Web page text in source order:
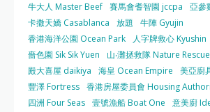
牛大人 Master Beef 賽馬會耆智園 jccpa
亞參
卡撒天嬌 Casablanca
放題
牛陣 Gyujin
香港海洋公園 Ocean Park
人字牌救心 Kyushin
嗇色園 Sik Sik Yuen
山‧灘拯救隊 Nature Rescue
殿大喜屋 daikiya
海皇 Ocean Empire
美亞廚
豐澤 Fortress 香港房屋委員會 Housing
四洲 Four Seas 壹號漁船 Boat One
意美廚